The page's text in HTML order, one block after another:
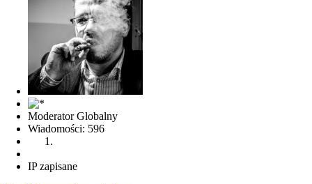
Moderator Globalny
Wiadomości: 596
IP zapisane